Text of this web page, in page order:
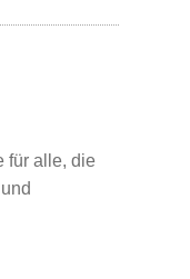
für alle, die